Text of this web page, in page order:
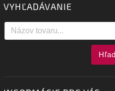
VYHĽADÁVANIE